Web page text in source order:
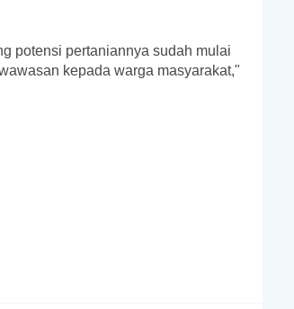
potensi pertaniannya sudah mulai
kepada warga masyarakat,"